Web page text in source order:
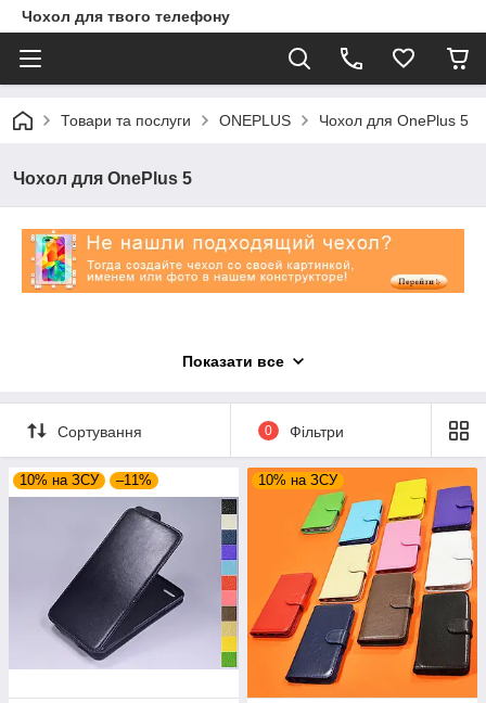
Чохол для твого телефону
Товари та послуги ONEPLUS Чохол для OnePlus 5
Чохол для OnePlus 5
Показати все
Сортування 0 Фільтри
10% на ЗСУ –11% 10% на ЗСУ